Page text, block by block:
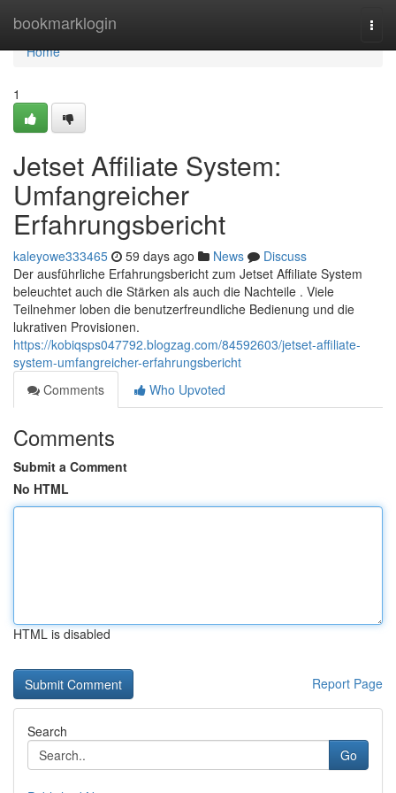
bookmarklogin
Home
Home
1
Jetset Affiliate System:
Umfangreicher
Erfahrungsbericht
kaleyowe333465 59 days ago News
Discuss
Der ausführliche Erfahrungsbericht zum Jetset Affiliate System
beleuchtet auch die Stärken als auch die Nachteile . Viele
Teilnehmer loben die benutzerfreundliche Bedienung und die
lukrativen Provisionen.
https://kobiqsps047792.blogzag.com/84592603/jetset-affiliate-
system-umfangreicher-erfahrungsbericht
Comments
Who Upvoted
Comments
Submit a Comment
No HTML
HTML is disabled
Report Page
Search
Go